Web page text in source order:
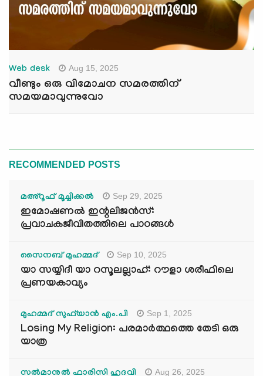
Web desk Aug 15, 2025
വീണ്ടും ഒരു വിമോചന സമരത്തിന്
സമയമാവുന്നുവോ
RECOMMENDED POSTS
മഅ്റൂഫ് മൂച്ചിക്കല്‍ Sep 29, 2025
ഇമോഷണൽ ഇന്റലിജൻസ്:
പ്രവാചകജീവിതത്തിലെ പാഠങ്ങൾ
സൈനബ് മുഹമ്മദ് Sep 10, 2025
യാ സയ്യിദീ യാ റസൂലല്ലാഹ്: റൗളാ ശരീഫിലെ
പ്രണയകാവ്യം
മുഹമ്മദ് സുഫ്‌യാൻ എം.പി Sep 1, 2025
Losing My Religion: പരമാർത്ഥത്തെ തേടി ഒരു
യാത്ര
സൽമാനുൽ ഫാരിസി ഹുദവി Aug 26, 2025